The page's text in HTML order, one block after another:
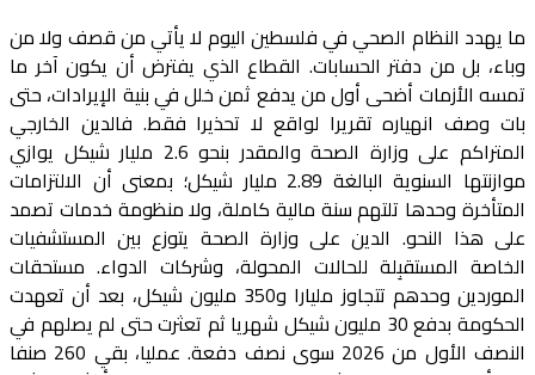
ما يهدد النظام الصحي في فلسطين اليوم لا يأتي من قصف ولا من
وباء، بل من دفتر الحسابات. القطاع الذي يفترض أن يكون آخر ما
تمسه الأزمات أضحى أول من يدفع ثمن خلل في بنية الإيرادات، حتى
بات وصف انهياره تقريرا لواقع لا تحذيرا فقط. فالدين الخارجي
المتراكم على وزارة الصحة والمقدر بنحو 2.6 مليار شيكل يوازي
موازنتها السنوية البالغة 2.89 مليار شيكل؛ بمعنى أن الالتزامات
المتأخرة وحدها تلتهم سنة مالية كاملة، ولا منظومة خدمات تصمد
على هذا النحو. الدين على وزارة الصحة يتوزع بين المستشفيات
الخاصة المستقبِلة للحالات المحولة، وشركات الدواء. مستحقات
الموردين وحدهم تتجاوز مليارا و350 مليون شيكل، بعد أن تعهدت
الحكومة بدفع 30 مليون شيكل شهريا ثم تعثرت حتى لم يصلهم في
النصف الأول من 2026 سوى نصف دفعة. عمليا، بقي 260 صنفا